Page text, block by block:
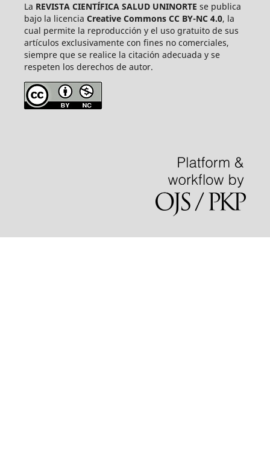
La REVISTA CIENTÍFICA SALUD UNINORTE se publica
bajo la licencia Creative Commons CC BY-NC 4.0, la
cual permite la reproducción y el uso gratuito de sus
artículos exclusivamente con fines no comerciales,
siempre que se realice la citación adecuada y se
respeten los derechos de autor.